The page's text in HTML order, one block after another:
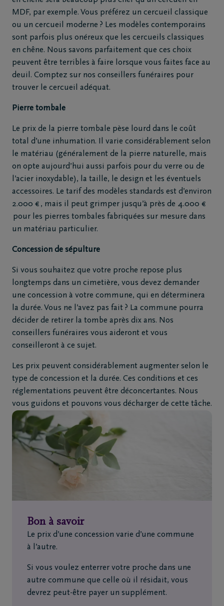
MDF, par exemple. Vous préférez un cercueil classique
ou un cercueil moderne ? Les modèles contemporains
sont parfois plus onéreux que les cercueils classiques
en chêne. Nous savons parfaitement que ces choix
peuvent être terribles à faire lorsque vous faites face au
deuil. Comptez sur nos conseillers funéraires pour
trouver le cercueil adéquat.
Pierre tombale
Le prix de la pierre tombale pèse lourd dans le coût
total d’une inhumation. Il varie considérablement selon
le matériau (généralement de la pierre naturelle, mais
on opte aujourd’hui aussi parfois pour du verre ou de
l’acier inoxydable), la taille, le design et les éventuels
accessoires. Le tarif des modèles standards est d’environ
2.000 € , mais il peut grimper jusqu’à près de 4.000 €
pour les pierres tombales fabriquées sur mesure dans
un matériau particulier.
Concession de sépulture
Si vous souhaitez que votre proche repose plus
longtemps dans un cimetière, vous devez demander
une concession à votre commune, qui en déterminera
la durée. Vous ne l’avez pas fait ? La commune pourra
décider de retirer la tombe après dix ans. Nos
conseillers funéraires vous aideront et vous
conseilleront à ce sujet.
Les prix peuvent considérablement augmenter selon le
type de concession et la durée. Ces conditions et ces
réglementations peuvent être déconcertantes. Nous
vous guidons et pouvons vous décharger de cette tâche.
Bon à savoir
Le prix d’une concession varie d’une commune
à l’autre.
Si vous voulez enterrer votre proche dans une
autre commune que celle où il résidait, vous
devrez peut-être payer un supplément.